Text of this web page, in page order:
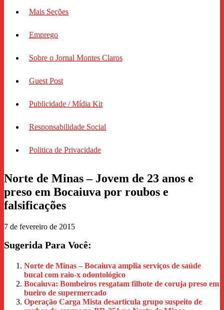
Mais Seções
Emprego
Sobre o Jornal Montes Claros
Guest Post
Publicidade / Mídia Kit
Responsabilidade Social
Politica de Privacidade
Norte de Minas – Jovem de 23 anos e
preso em Bocaiuva por roubos e
falsificações
7 de fevereiro de 2015
Sugerida Para Você:
Norte de Minas – Bocaiuva amplia serviços de saúde
bucal com raio-x odontológico
Bocaiuva: Bombeiros resgatam filhote de coruja preso em
bueiro de supermercado
Operação Carga Mista desarticula grupo suspeito de